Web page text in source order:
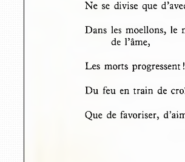
Ne  se  divise  que
Dans  les  moellons,  le
de  l’âme,
Les  morts  progressent
Du  feu  en  train  de
Que  de  favoriser,